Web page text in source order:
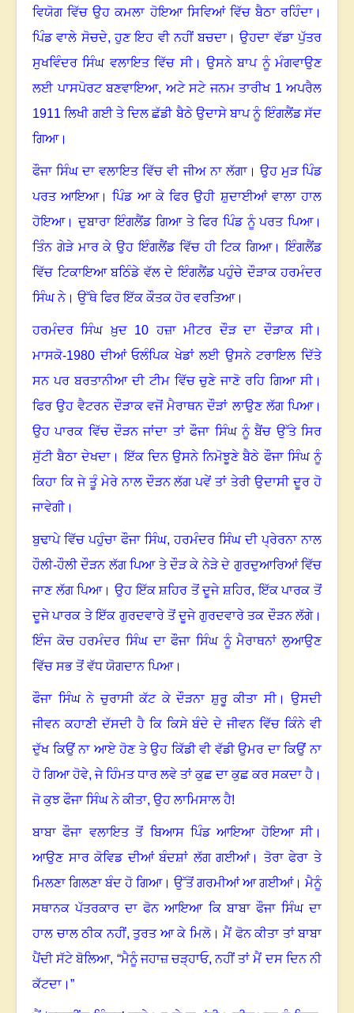
ਵਿਯੋਗ ਵਿੱਚ ਉਹ ਕਮਲਾ ਹੋਇਆ ਸਿਵਿਆਂ ਵਿੱਚ ਬੈਠਾ ਰਹਿੰਦਾ ।
ਪਿੰਡ ਵਾਲੇ ਸੋਚਦੇ,ਹੁਣ ਇਹ ਵੀ ਨਹੀਂ ਬਚਦਾ ।ਉਹਦਾ ਵੱਡਾ ਪੁੱਤਰ
ਸੁਖਵਿੰਦਰ ਸਿੰਘ ਵਲਾਇਤ ਵਿੱਚ ਸੀ। ਉਸਨੇ ਬਾਪ ਨੂੰ ਮੰਗਵਾਉਣ
ਲਈ ਪਾਸਪੋਰਟ ਬਣਵਾਇਆ, ਅਟੇ ਸਟੇ ਜਨਮ ਤਾਰੀਖ 1 ਅਪਰੈਲ
1911ਲਿਖੀ ਗਈ ਤੇ ਦਿਲ ਛੱਡੀ ਬੈਠੇ ਉਦਾਸੇ ਬਾਪ ਨੂੰ ਇੰਗਲੈਂਡ ਸੱਦ
ਗਿਆ।
ਫੌਜਾ ਸਿੰਘ ਦਾ ਵਲਾਇਤ ਵਿੱਚ ਵੀ ਜੀਅ ਨਾ ਲੱਗਾ। ਉਹ ਮੁੜ ਪਿੰਡ
ਪਰਤ ਆਇਆ।ਪਿੰਡ ਆ ਕੇ ਫਿਰ ਉਹੀ ਸ਼ੁਦਾਈਆਂ ਵਾਲਾ ਹਾਲ
ਹੋਇਆ।ਦੁਬਾਰਾ ਇੰਗਲੈਂਡ ਗਿਆ ਤੇ ਫਿਰ ਪਿੰਡ ਨੂੰ ਪਰਤ ਪਿਆ।
ਤਿੰਨ ਗੇੜੇ ਮਾਰ ਕੇ ਉਹ ਇੰਗਲੈਂਡ ਵਿੱਚ ਹੀ ਟਿਕ ਗਿਆ।ਇੰਗਲੈਂਡ
ਵਿੱਚ ਟਿਕਾਇਆ ਬਠਿੰਡੇ ਵੱਲ ਦੇ ਇੰਗਲੈਂਡ ਪਹੁੰਚੇ ਦੌੜਾਕ ਹਰਮੰਦਰ
ਸਿੰਘ ਨੇ। ਉੱਥੇ ਫਿਰ ਇੱਕ ਕੌਤਕ ਹੋਰ ਵਰਤਿਆ।
ਹਰਮੰਦਰ ਸਿੰਘ ਖ਼ੁਦ 10 ਹਜ਼ਾ ਮੀਟਰ ਦੌੜ ਦਾ ਦੌੜਾਕ ਸੀ।
ਮਾਸਕੋ-1980ਦੀਆਂ ਓਲੰਪਿਕ ਖੇਡਾਂ ਲਈ ਉਸਨੇ ਟਰਾਇਲ ਦਿੱਤੇ
ਸਨ ਪਰ ਬਰਤਾਨੀਆ ਦੀ ਟੀਮ ਵਿੱਚ ਚੁਣੇ ਜਾਣੋ ਰਹਿ ਗਿਆ ਸੀ।
ਫਿਰ ਉਹ ਵੈਟਰਨ ਦੌੜਾਕ ਵਜੋਂ ਮੈਰਾਥਨ ਦੌੜਾਂ ਲਾਉਣ ਲੱਗ ਪਿਆ।
ਉਹ ਪਾਰਕ ਵਿੱਚ ਦੌੜਨ ਜਾਂਦਾ ਤਾਂ ਫੌਜਾ ਸਿੰਘ ਨੂੰ ਬੈਂਚ ਉੱਤੇ ਸਿਰ
ਸੁੱਟੀ ਬੈਠਾ ਦੇਖਦਾ ।ਇੱਕ ਦਿਨ ਉਸਨੇ ਨਿਮੋਝੂਣੇ ਬੈਠੇ ਫੌਜਾ ਸਿੰਘ ਨੂੰ
ਕਿਹਾ ਕਿ ਜੇ ਤੂੰ ਮੇਰੇ ਨਾਲ ਦੌੜਨ ਲੱਗ ਪਵੇਂ ਤਾਂ ਤੇਰੀ ਉਦਾਸੀ ਦੂਰ ਹੋ
ਜਾਵੇਗੀ।
ਬੁਢਾਪੇ ਵਿੱਚ ਪਹੁੰਚਾ ਫੌਜਾ ਸਿੰਘ,ਹਰਮੰਦਰ ਸਿੰਘ ਦੀ ਪ੍ਰੇਰਨਾ ਨਾਲ
ਹੌਲੀ-ਹੌਲੀ ਦੌੜਨ ਲੱਗ ਪਿਆ ਤੇ ਦੌੜ ਕੇ ਨੇੜੇ ਦੇ ਗੁਰਦੁਆਰਿਆਂ ਵਿੱਚ
ਜਾਣ ਲੱਗ ਪਿਆ। ਉਹ ਇੱਕ ਸ਼ਹਿਰ ਤੋਂ ਦੂਜੇ ਸ਼ਹਿਰ, ਇੱਕ ਪਾਰਕ ਤੋਂ
ਦੂਜੇ ਪਾਰਕ ਤੇ ਇੱਕ ਗੁਰਦਵਾਰੇ ਤੋਂ ਦੂਜੇ ਗੁਰਦਵਾਰੇ ਤਕ ਦੌੜਨ ਲੱਗੇ।
ਇੰਜ ਕੋਚ ਹਰਮੰਦਰ ਸਿੰਘ ਦਾ ਫੌਜਾ ਸਿੰਘ ਨੂੰ ਮੈਰਾਥਨਾਂ ਲੁਆਉਣ
ਵਿੱਚ ਸਭ ਤੋਂ ਵੱਧ ਯੋਗਦਾਨ ਪਿਆ।
ਫੌਜਾ ਸਿੰਘ ਨੇ ਚੁਰਾਸੀ ਕੱਟ ਕੇ ਦੌੜਨਾ ਸ਼ੁਰੂ ਕੀਤਾ ਸੀ। ਉਸਦੀ
ਜੀਵਨ ਕਹਾਣੀ ਦੱਸਦੀ ਹੈ ਕਿ ਕਿਸੇ ਬੰਦੇ ਦੇ ਜੀਵਨ ਵਿੱਚ ਕਿੰਨੇ ਵੀ
ਦੁੱਖ ਕਿਉਂ ਨਾ ਆਏ ਹੋਣ ਤੇ ਉਹ ਕਿੱਡੀ ਵੀ ਵੱਡੀ ਉਮਰ ਦਾ ਕਿਉਂ ਨਾ
ਹੋ ਗਿਆ ਹੋਵੇ,ਜੇ ਹਿੰਮਤ ਧਾਰ ਲਵੇ ਤਾਂ ਕੁਛ ਦਾ ਕੁਛ ਕਰ ਸਕਦਾ ਹੈ ।
ਜੋ ਕੁਝ ਫੌਜਾ ਸਿੰਘ ਨੇ ਕੀਤਾ, ਉਹ ਲਾਮਿਸਾਲ ਹੈ!
ਬਾਬਾ ਫੌਜਾ ਵਲਾਇਤ ਤੋਂ ਬਿਆਸ ਪਿੰਡ ਆਇਆ ਹੋਇਆ ਸੀ।
ਆਉਣ ਸਾਰ ਕੋਵਿਡ ਦੀਆਂ ਬੰਦਸ਼ਾਂ ਲੱਗ ਗਈਆਂ। ਤੋਰਾ ਫੇਰਾ ਤੇ
ਮਿਲਣਾ ਗਿਲਣਾ ਬੰਦ ਹੋ ਗਿਆ। ਉੱਤੋਂ ਗਰਮੀਆਂ ਆ ਗਈਆਂ। ਮੈਨੂੰ
ਸਥਾਨਕ ਪੱਤਰਕਾਰ ਦਾ ਫੋਨ ਆਇਆ ਕਿ ਬਾਬਾ ਫੌਜਾ ਸਿੰਘ ਦਾ
ਹਾਲ ਚਾਲ ਠੀਕ ਨਹੀਂ, ਤੁਰਤ ਆ ਕੇ ਮਿਲੋ। ਮੈਂ ਫੋਨ ਕੀਤਾ ਤਾਂ ਬਾਬਾ
ਪੈਂਦੀ ਸੱਟੇ ਬੋਲਿਆ, “ਮੈਨੂੰ ਜਹਾਜ਼ ਚੜ੍ਹਾਓ,ਨਹੀਂ ਤਾਂ ਮੈਂ ਦਸ ਦਿਨ ਨੀ
ਕੱਟਦਾ । ”